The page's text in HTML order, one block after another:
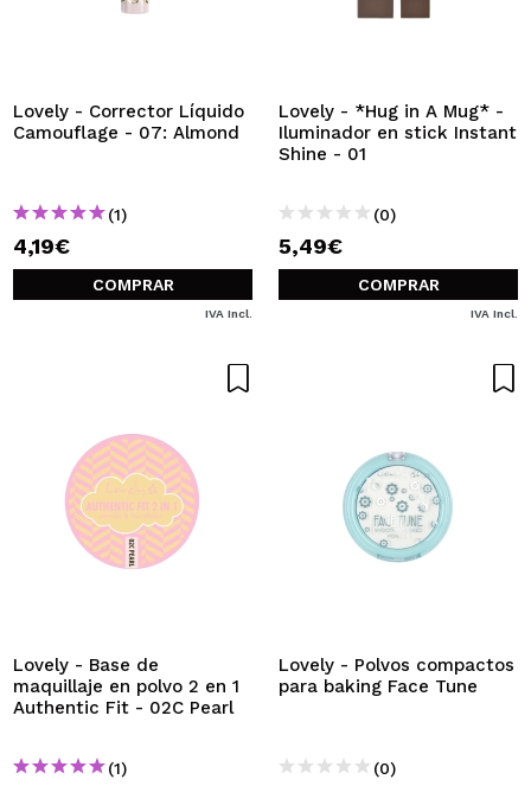
Lovely - Corrector Líquido
Camouflage - 07: Almond
(1)
4,19€
COMPRAR
IVA Incl.
Lovely - *Hug in A Mug* -
Iluminador en stick Instant
Shine - 01
(0)
5,49€
COMPRAR
IVA Incl.
Lovely - Base de
maquillaje en polvo 2 en 1
Authentic Fit - 02C Pearl
(1)
Lovely - Polvos compactos
para baking Face Tune
(0)